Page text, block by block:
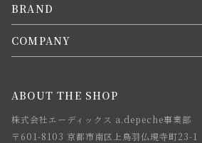
新規会員登録
会員規約について
お買い物ガイド
会員登録について
お支払方法について
お届けについて
BRAND
コンセプト
webカタログ
COMPANY
店舗一覧
求人情報
ABOUT THE SHOP
株式会社エーディックス a.depeche事業部
〒601-8103 京都市南区上鳥羽仏現寺町23-1